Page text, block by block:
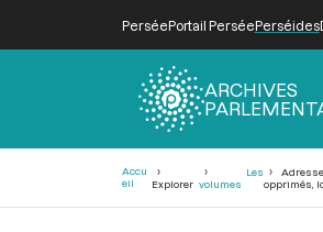
PerséePortail PerséePerséides
ARCHIVES
Accu
eil
Explorer
Les
volumes
opprimés,